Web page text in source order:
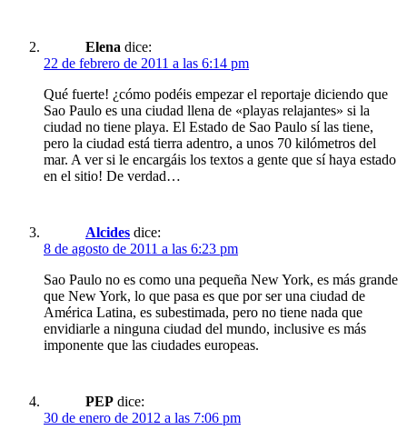
Elena dice:
22 de febrero de 2011 a las 6:14 pm
Qué fuerte! ¿cómo podéis empezar el reportaje diciendo que
Sao Paulo es una ciudad llena de «playas relajantes» si la
ciudad no tiene playa. El Estado de Sao Paulo sí las tiene,
pero la ciudad está tierra adentro, a unos 70 kilómetros del
mar. A ver si le encargáis los textos a gente que sí haya estado
en el sitio! De verdad…
Alcides dice:
8 de agosto de 2011 a las 6:23 pm
Sao Paulo no es como una pequeña New York, es más grande
que New York, lo que pasa es que por ser una ciudad de
América Latina, es subestimada, pero no tiene nada que
envidiarle a ninguna ciudad del mundo, inclusive es más
imponente que las ciudades europeas.
PEP dice:
30 de enero de 2012 a las 7:06 pm